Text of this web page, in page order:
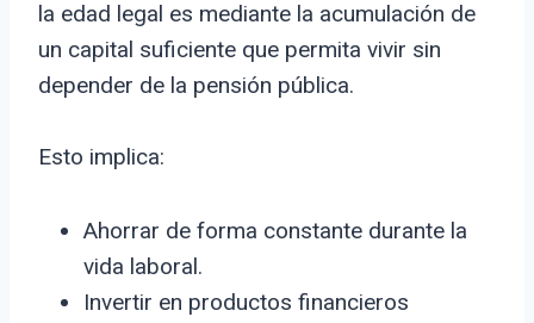
la edad legal es mediante la acumulación de
un capital suficiente que permita vivir sin
depender de la pensión pública.
Esto implica:
Ahorrar de forma constante durante la
vida laboral.
Invertir en productos financieros